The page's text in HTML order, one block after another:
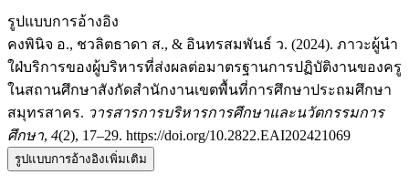
รูปแบบการอ้างอิง
คงพินิจ อ., ชวลิตธาดา ส., & อินทรสมพันธ์ ว. (2024). ภาวะผู้นำ
ใฝ่บริการของผู้บริหารที่ส่งผลต่อมาตรฐานการปฏิบัติงานของครู
ในสถานศึกษาสังกัดสำนักงานเขตพื้นที่การศึกษาประถมศึกษา
สมุทรสาคร. วารสารการบริหารการศึกษาและนวัตกรรมการ
ศึกษา, 4(2), 17–29. https://doi.org/10.2822.EAI202421069
รูปแบบการอ้างอิงเพิ่มเติม